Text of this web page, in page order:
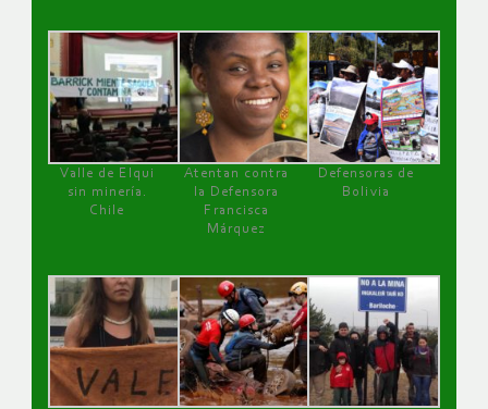
Valle de Elqui
sin minería.
Chile
Atentan contra
la Defensora
Francisca
Márquez
Defensoras de
Bolivia